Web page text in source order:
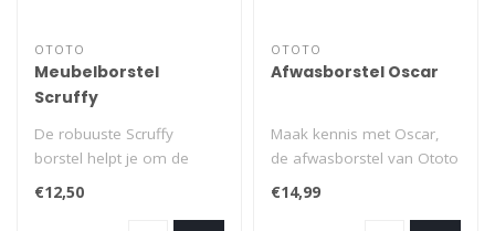
OTOTO
Meubelborstel
Scruffy
De robuuste Scruffy
borstel helpt je om de
haren van je harige
vrienden, honden ..
€12,50
OTOTO
Afwasborstel Oscar
Maak kennis met Oscar,
de afwasborstel van Ototo
die het aanrecht opfleurt.
Deze..
€14,99